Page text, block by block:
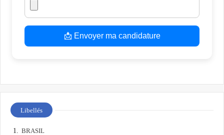
📩 Envoyer ma candidature
Libellés
BRASIL